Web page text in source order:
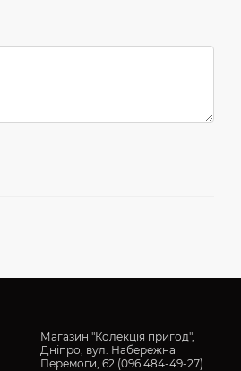
Магазин "Колекція пригод",
Дніпро, вул. Набережна
Перемоги, 62 (096 484-49-27)